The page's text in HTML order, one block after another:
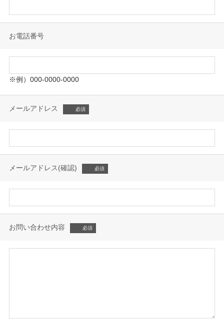
お電話番号
※例）000-0000-0000
メールアドレス
メールアドレス(確認)
お問い合わせ内容